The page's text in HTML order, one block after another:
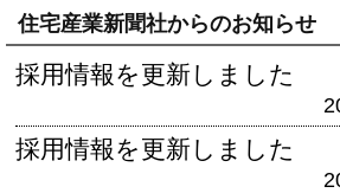
住宅産業新聞社からのお知らせ
採用情報を更新しました
採用情報を更新しました